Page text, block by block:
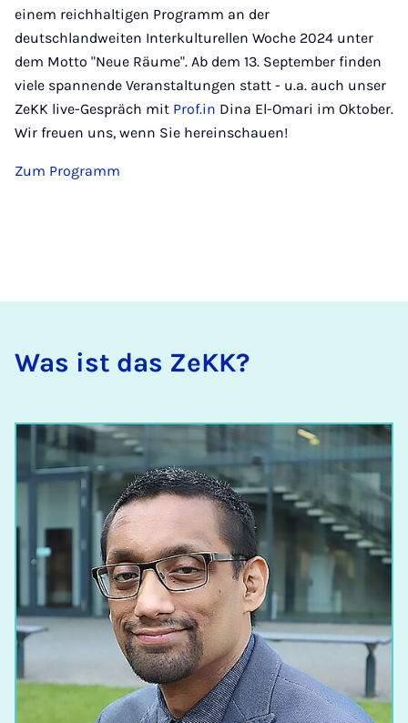
einem reichhaltigen Programm an der
deutschlandweiten Interkulturellen Woche 2024 unter
dem Motto "Neue Räume". Ab dem 13. September finden
viele spannende Veranstaltungen statt - u.a. auch unser
ZeKK live-Gespräch mit Prof.in Dina El-Omari im Oktober.
Wir freuen uns, wenn Sie hereinschauen!
Zum Programm
Was ist das ZeKK?